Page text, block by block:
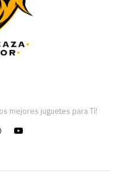
mejores juguetes para Ti!